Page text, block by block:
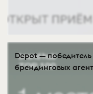
Depot —
брендинговых